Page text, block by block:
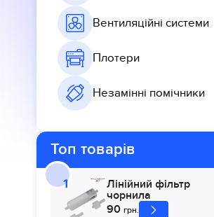
Вентиляційні системи
Плотери
Незамінні помічники
Топ товарів
Лінійний фільтр
чорнила
90 грн.